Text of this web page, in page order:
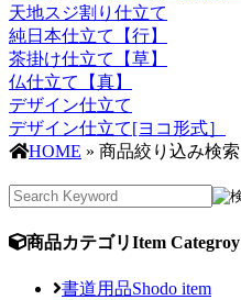
天地スジ割り仕立て
純日本仕立て【行】
茶掛け仕立て【草】
仏仕立て【真】
デザイン仕立て
デザイン仕立て[ヨコ形式］
HOME » 商品絞り込み検索
商品カテゴリItem Categroy
書道用品Shodo item